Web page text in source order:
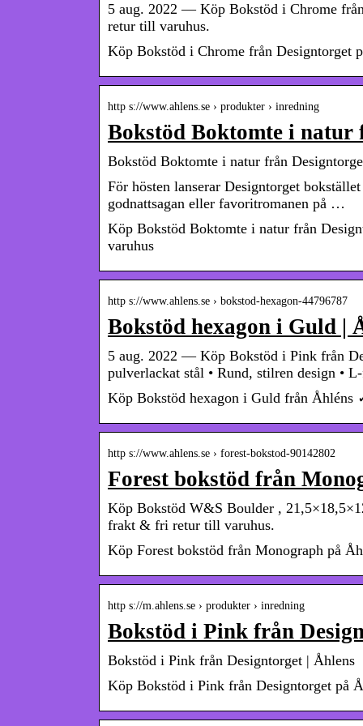
5 aug. 2022 — Köp Bokstöd i Chrome
retur till varuhus.
Köp Bokstöd i Chrome från
http s://www.ahlens.se › produkter › inredning
Bokstöd Boktomte i natur
Bokstöd Boktomte i natur från
För hösten lanserar Designtorget
godnattsagan eller favoritromanen på …
Köp Bokstöd Boktomte i natur från
varuhus
http s://www.ahlens.se › bokstod-hexagon-44796787
Bokstöd hexagon i Guld |
5 aug. 2022 — Köp Bokstöd i Pink från
pulverlackat stål • Rund, stilren design •
Köp Bokstöd hexagon i Guld från
http s://www.ahlens.se › forest-bokstod-90142802
Forest bokstöd från
Köp Bokstöd W&S Boulder ,
frakt & fri retur till varuhus.
Köp Forest bokstöd från Monograph på
http s://m.ahlens.se › produkter › inredning
Bokstöd i Pink från
Bokstöd i Pink från Designtorget | Åhlens
Köp Bokstöd i Pink från Designtorget